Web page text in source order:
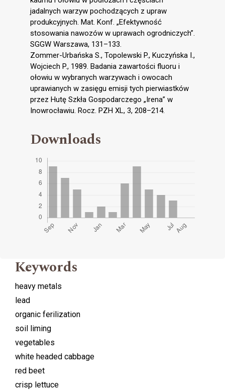
jadalnych warzyw pochodzących z upraw
produkcyjnych. Mat. Konf. „Efektywność
stosowania nawozów w uprawach ogrodniczych”.
SGGW Warszawa, 131–133.
Zommer-Urbańska S., Topolewski P., Kuczyńska I.,
Wojciech P., 1989. Badania zawartości fluoru i
ołowiu w wybranych warzywach i owocach
uprawianych w zasięgu emisji tych pierwiastków
przez Hutę Szkła Gospodarczego „Irena” w
Inowrocławiu. Rocz. PZH XL, 3, 208–214.
Downloads
Keywords
heavy metals
lead
organic ferilization
soil liming
vegetables
white headed cabbage
red beet
crisp lettuce